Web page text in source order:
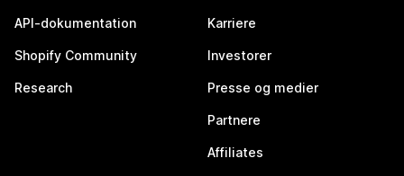
API-dokumentation
Shopify Community
Research
Karriere
Investorer
Presse og medier
Partnere
Affiliates